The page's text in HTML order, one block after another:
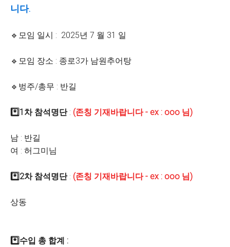
니다.
🔹모임 일시 : 2025년 7 월 31 일
🔹모임 장소 : 종로3가 남원추어탕
🔹벙주/총무 : 반길
*️⃣1차 참석명단: (존칭 기재바랍니다 - ex : ooo 님)
남 : 반길
여 : 허그미님
*️⃣2차 참석명단 : (존칭 기재바랍니다 - ex : ooo 님)
상동
*️⃣수입 총 합계 :